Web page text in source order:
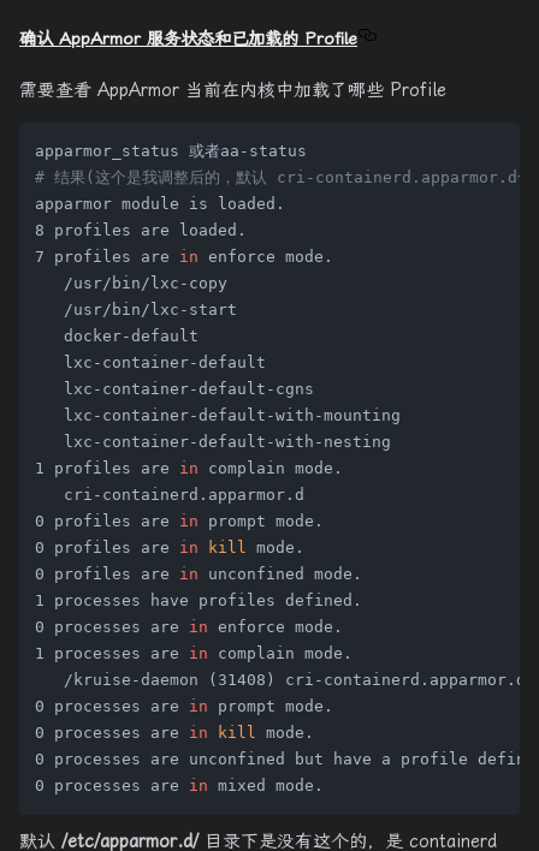
确认 AppArmor 服务状态和已加载的 Profile
需要查看 AppArmor 当前在内核中加载了哪些 Profile
# 结果(这个是我调整后的，默认 cri-containerd.apparmor.d也
apparmor module is loaded.
8 profiles are loaded.
7 profiles are in enforce mode.
   /usr/bin/lxc-copy
   /usr/bin/lxc-start
   docker-default
   lxc-container-default
   lxc-container-default-cgns
   lxc-container-default-with-mounting
   lxc-container-default-with-nesting
1 profiles are in complain mode.
   cri-containerd.apparmor.d
0 profiles are in prompt mode.
0 profiles are in kill
mode.
0 profiles are in unconfined mode.
1 processes have profiles defined.
0 processes are in enforce mode.
1 processes are in complain mode.
   /kruise-daemon (31408) cri-containerd.apparmor.d
0 processes are in prompt mode.
0 processes are in kill
mode.
0 processes are unconfined but have a profile
0 processes are in
默认 /etc/apparmor.d/目录下是没有这个的，是 containerd